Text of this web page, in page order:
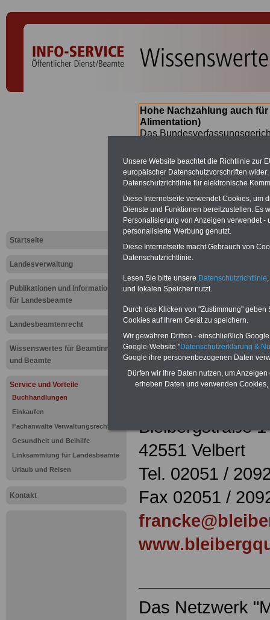
Startseite
Landesverwaltung
Publikationen und Informationen
für Landesbeamte
Landesbeamtenrecht
Wissenswertes für Beamtinnen
und Beamte
Service und Vorteile
Buchhandlungen
Einkaufen
Fachanwälte Verwaltungsrecht
Gesundheit und Beihilfe
Linksammlung für Landesbeamte
Urlaub und Reisen
Kontakt
Hohe Nachzahlung auch
Alimentation)
Das
Neuregelung der Besoldung
(Beamte &
Nachzahlungen
SERVICE gibt hierzu eine
dem Beschluss des
wird (wahrscheinlich im
Broschüre.
Velbert
Mehr
Francke-
Bleibergstraße
42551 Velbert
Tel. 02051 /
Fax 02051 /
Das Netzwerk
Unsere Website beachtet die Richtlinie zur
europäischer Datenschutzvorschriften
Datenschutzrichtlinie für elektronische
Diese Internetseite verwendet Cookies, um
Dienste und Funktionen bereitzustellen. Es
Personalisierung von Anzeigen verwendet
personalisierte Werbung genutzt.
Diese Internetseite macht Gebrauch von
Datenschutzrichtlinie.
Lesen Sie bitte unsere Datenschutzrichtlinie
und lokalen Speicher nutzt.
Durch das Klicken von "Zustimmung"
Cookies auf Ihrem Gerät zu speichern.
Wir gewähren Dritten - einschließlich
Google-Website "Datenschutzerklärung &
Google ihre personenbezogenen Daten
Dürfen wir Ihre Daten nutzen, um
erheben Daten und verwenden